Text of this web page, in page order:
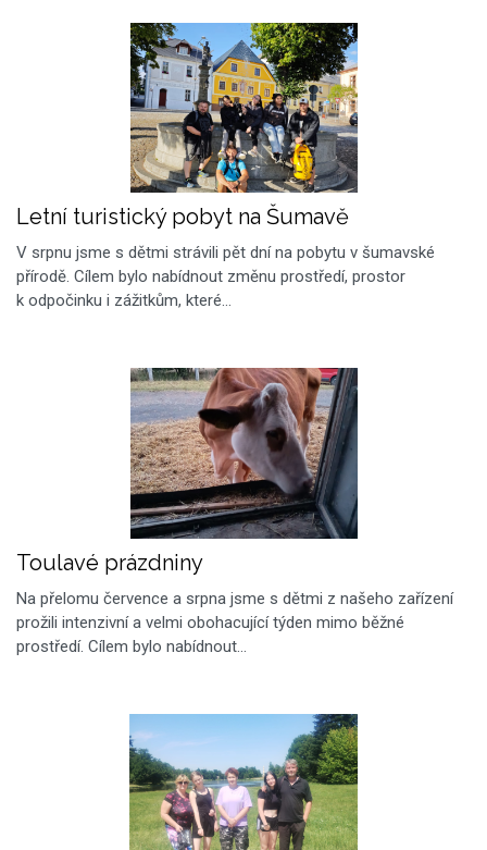
Letní turistický pobyt na Šumavě
V srpnu jsme s dětmi strávili pět dní na pobytu v šumavské
přírodě. Cílem bylo nabídnout změnu prostředí, prostor
k odpočinku i zážitkům, které…
Toulavé prázdniny
Na přelomu července a srpna jsme s dětmi z našeho zařízení
prožili intenzivní a velmi obohacující týden mimo běžné
prostředí. Cílem bylo nabídnout…